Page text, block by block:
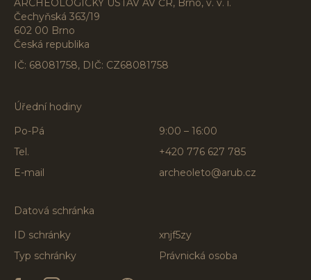
ARCHEOLOGICKÝ ÚSTAV AV ČR, Brno, v. v. i.
Čechyňská 363/19
602 00 Brno
Česká republika
IČ: 68081758, DIČ: CZ68081758
Úřední hodiny
Po-Pá
9:00 – 16:00
Tel.
+420 776 627 785
E-mail
archeoleto@arub.cz
Datová schránka
ID schránky
xnjf5zy
Typ schránky
Právnická osoba